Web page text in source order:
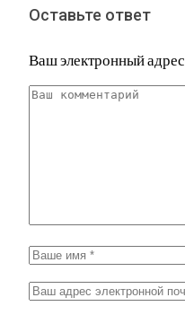
Оставьте ответ
Ваш электронный